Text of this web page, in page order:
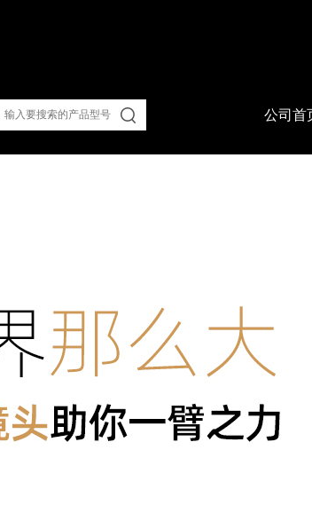
公司首